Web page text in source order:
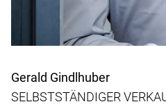
Gerald Gindlhuber
SELBSTSTÄNDIGER